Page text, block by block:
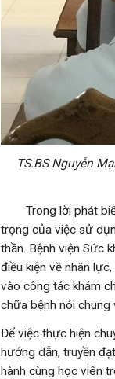
TS.BS Nguyễn
Trong lời phát biểu
trọng của việc sử
thần. Bệnh viện Sức
điều kiện về nhân
vào công tác khám
chữa bệnh nói
Để việc thực hiện
hướng dẫn, truyền
hành cùng học viên